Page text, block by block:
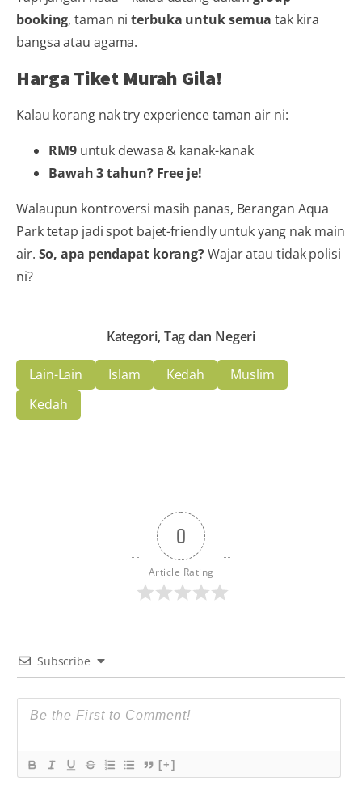
booking, taman niterbuka untuk semua tak kira
bangsa atau agama.
Harga Tiket Murah Gila!
Kalau korang nak try experience taman air ni:
RM9untuk dewasa & kanak-kanak
Bawah 3 tahun? Free je!
Walaupun kontroversi masih panas, Berangan Aqua
Park tetap jadi spot bajet-friendly untuk yang nak main
air. So, apa pendapat korang?Wajar atau tidak polisi
ni?
Kategori, Tag dan Negeri
Lain-Lain Islam Kedah
Muslim
Kedah
0
Article Rating
Subscribe
[+]